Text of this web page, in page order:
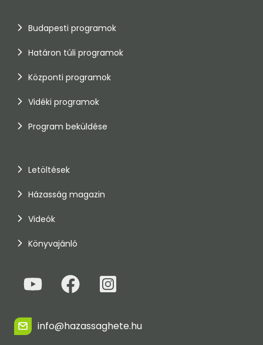
Budapesti programok
Határon túli programok
Központi programok
Vidéki programok
Program beküldése
Letöltések
Házasság magazin
Videók
Könyvajánló
info@hazassaghete.hu